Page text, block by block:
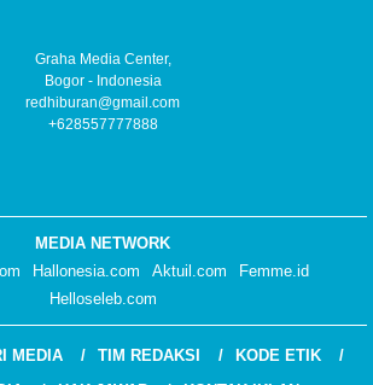
Graha Media Center,
Bogor - Indonesia
redhiburan@gmail.com
+628557777888
MEDIA NETWORK
Hallonesia.com Aktuil.com
Femme.id
Helloseleb.com
MEDIA TIM REDAKSI
KODE ETIK